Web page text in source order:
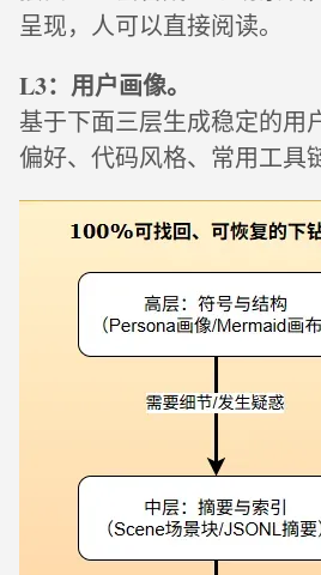
呈现，人可以直接阅读。
L3：用户画像。
基于下面三层生成稳定的用
偏好、代码风格、常用工具